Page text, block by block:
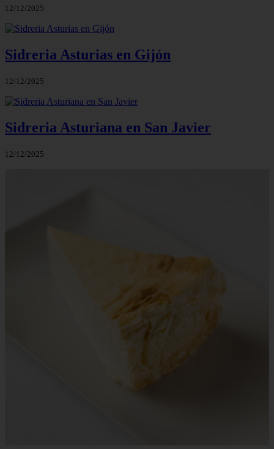
12/12/2025
Sidreria Asturias en Gijón
12/12/2025
Sidreria Asturiana en San Javier
12/12/2025